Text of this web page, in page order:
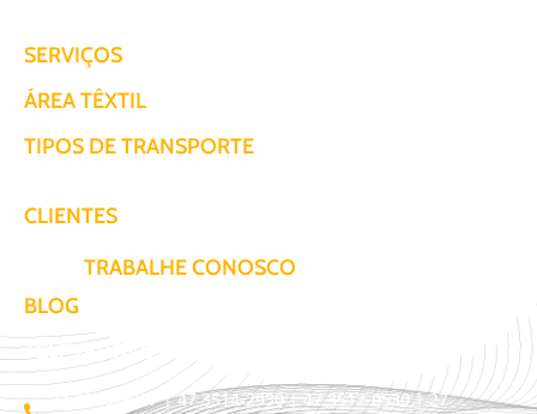
SERVIÇOS
ÁREA TÊXTIL
TIPOS DE TRANSPORTE
CLIENTES
TRABALHE CONOSCO
BLOG
TELEVENDAS / COTAÇÃO
11 3509-9987 | 47 3514-2930 | 47 3512-0530 | 27